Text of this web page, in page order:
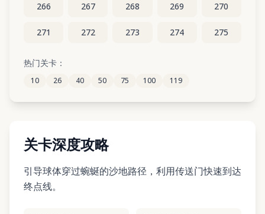
266 267 268 269 270
271 272 273 274 275
276
281 282 283 284
热门关卡：
10 26 40 50 75 100 119
关卡深度攻略
引导球体穿过蜿蜒的沙地路径，利用传送门快速到达
终点线。